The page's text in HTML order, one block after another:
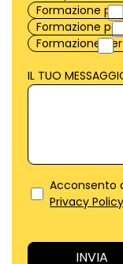
Formazione
Formazione
Formazione
IL TUO
Acconsento
Privacy Policy